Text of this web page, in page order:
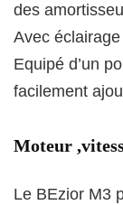
des
Avec éclairage
Equipé d’un
facilement
Moteur
Le BEzior M3